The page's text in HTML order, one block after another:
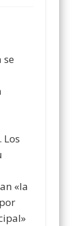
se
Los
«la